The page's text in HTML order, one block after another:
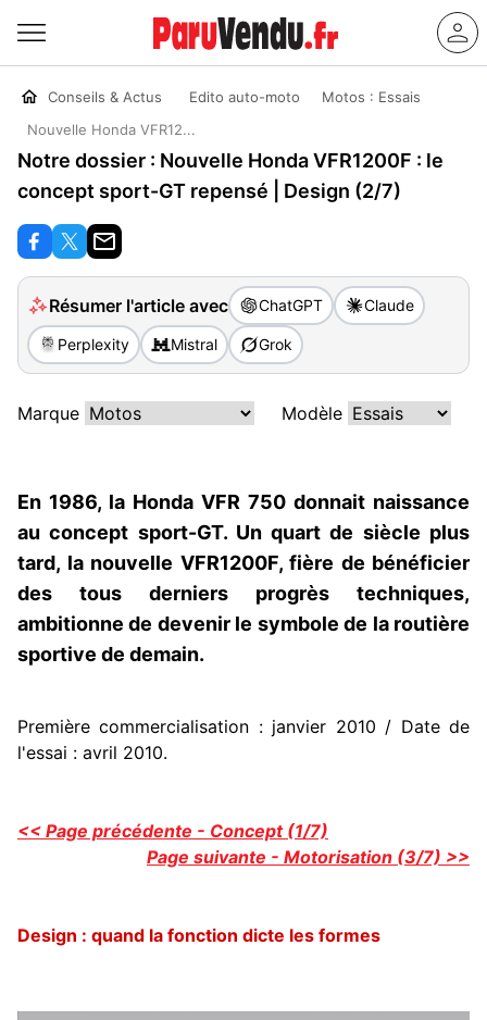
Conseils & Actus Edito auto-moto
Motos : Essais
Nouvelle Honda VFR12...
Notre dossier : Nouvelle Honda VFR1200F : le
concept sport-GT repensé | Design (2/7)
Résumer l'article avec ChatGPT Claude
Perplexity Mistral Grok
Marque Modèle
En 1986, la Honda VFR 750 donnait naissance
au concept sport-GT. Un quart de siècle plus
tard, la nouvelle VFR1200F, fière de bénéficier
des tous derniers progrès techniques,
ambitionne de devenir le symbole de la routière
sportive de demain.
Première commercialisation : janvier 2010 / Date de
l'essai : avril 2010.
<< Page précédente - Concept (1/7)
Page suivante - Motorisation (3/7) >>
Design : quand la fonction dicte les formes